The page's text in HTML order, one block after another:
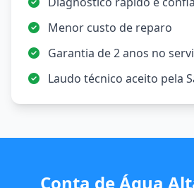
Menor custo de reparo
Garantia de 2 anos no
Laudo técnico aceito pela
Conta de Água